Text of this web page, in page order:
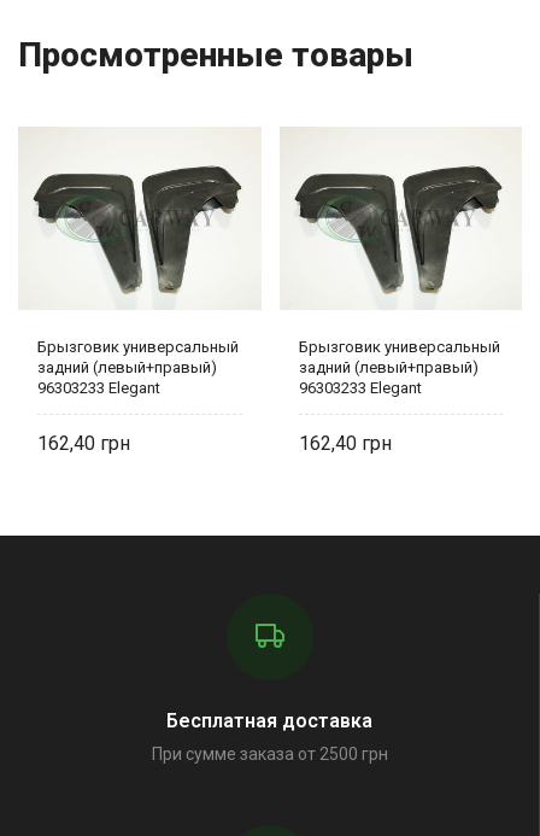
Просмотренные товары
Брызговик универсальный
задний (левый+правый)
96303233 Elegant
162,40
Брызговик универсальный
задний (левый+правый)
96303233 Elegant
162,40
Бесплатная доставка
При сумме заказа от 2500 грн